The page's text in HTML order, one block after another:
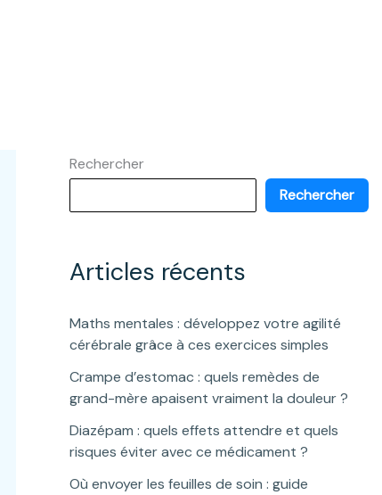
Rechercher
Rechercher
Articles récents
Maths mentales : développez votre agilité
cérébrale grâce à ces exercices simples
Crampe d’estomac : quels remèdes de
grand-mère apaisent vraiment la douleur ?
Diazépam : quels effets attendre et quels
risques éviter avec ce médicament ?
Où envoyer les feuilles de soin : guide